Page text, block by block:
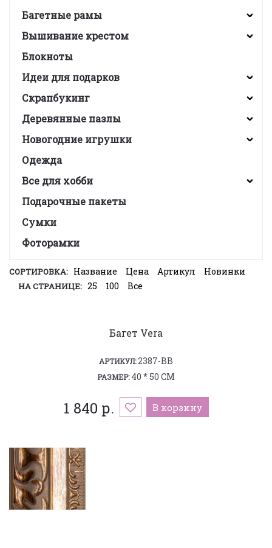
Багетные рамы
Вышивание крестом
Блокноты
Идеи для подарков
Скрапбукинг
Деревянные пазлы
Новогодние игрушки
Одежда
Все для хобби
Подарочные пакеты
Сумки
Фоторамки
СОРТИРОВКА: Название Цена Артикул Новинки
НА СТРАНИЦЕ: 25 100 Все
Багет Vera
АРТИКУЛ:2387-BB
РАЗМЕР:40 * 50 СМ
1 840 р. В корзину